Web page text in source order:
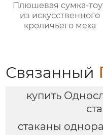
Плюшевая сумка-
из искусственного
кроличьего меха
Связанный
купить
стаканы